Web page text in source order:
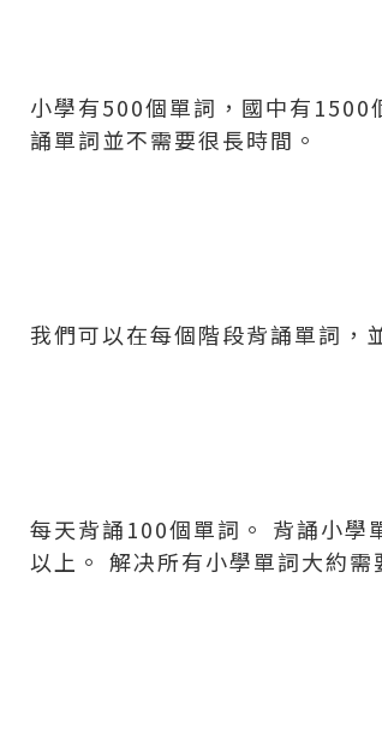
小學有500個單詞，國中有1500
誦單詞並不需要很長時間。
我們可以在每個階段背誦單詞，
每天背誦100個單詞。 背誦小學
以上。 解决所有小學單詞大約需